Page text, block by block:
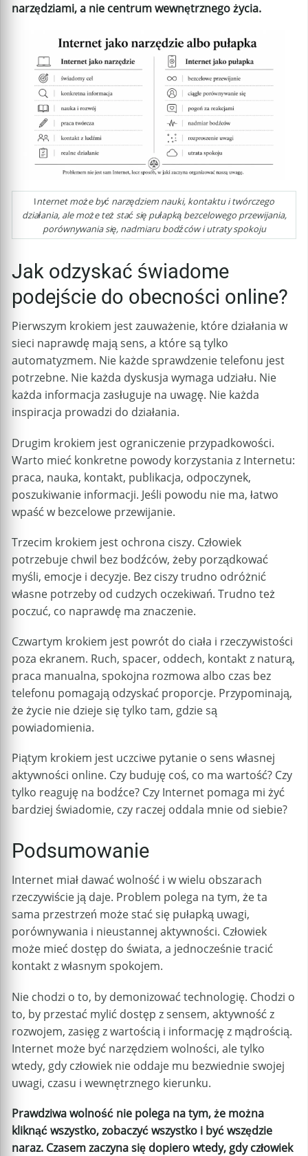
narzędziami, a nie centrum wewnętrznego życia.
Internet może być narzędziem nauki, kontaktu i twórczego
działania, ale może też stać się pułapką bezcelowego przewijania,
porównywania się, nadmiaru bodźców i utraty spokoju
Jak odzyskać świadome
podejście do obecności online?
Pierwszym krokiem jest zauważenie, które działania w
sieci naprawdę mają sens, a które są tylko
automatyzmem. Nie każde sprawdzenie telefonu jest
potrzebne. Nie każda dyskusja wymaga udziału. Nie
każda informacja zasługuje na uwagę. Nie każda
inspiracja prowadzi do działania.
Drugim krokiem jest ograniczenie przypadkowości.
Warto mieć konkretne powody korzystania z Internetu:
praca, nauka, kontakt, publikacja, odpoczynek,
poszukiwanie informacji. Jeśli powodu nie ma, łatwo
wpaść w bezcelowe przewijanie.
Trzecim krokiem jest ochrona ciszy. Człowiek
potrzebuje chwil bez bodźców, żeby porządkować
myśli, emocje i decyzje. Bez ciszy trudno odróżnić
własne potrzeby od cudzych oczekiwań. Trudno też
poczuć, co naprawdę ma znaczenie.
Czwartym krokiem jest powrót do ciała i rzeczywistości
poza ekranem. Ruch, spacer, oddech, kontakt z naturą,
praca manualna, spokojna rozmowa albo czas bez
telefonu pomagają odzyskać proporcje. Przypominają,
że życie nie dzieje się tylko tam, gdzie są
powiadomienia.
Piątym krokiem jest uczciwe pytanie o sens własnej
aktywności online. Czy buduję coś, co ma wartość? Czy
tylko reaguję na bodźce? Czy Internet pomaga mi żyć
bardziej świadomie, czy raczej oddala mnie od siebie?
Podsumowanie
Internet miał dawać wolność i w wielu obszarach
rzeczywiście ją daje. Problem polega na tym, że ta
sama przestrzeń może stać się pułapką uwagi,
porównywania i nieustannej aktywności. Człowiek
może mieć dostęp do świata, a jednocześnie tracić
kontakt z własnym spokojem.
Nie chodzi o to, by demonizować technologię. Chodzi o
to, by przestać mylić dostęp z sensem, aktywność z
rozwojem, zasięg z wartością i informację z mądrością.
Internet może być narzędziem wolności, ale tylko
wtedy, gdy człowiek nie oddaje mu bezwiednie swojej
uwagi, czasu i wewnętrznego kierunku.
Prawdziwa wolność nie polega na tym, że można
kliknąć wszystko, zobaczyć wszystko i być wszędzie
naraz. Czasem zaczyna się dopiero wtedy, gdy człowiek